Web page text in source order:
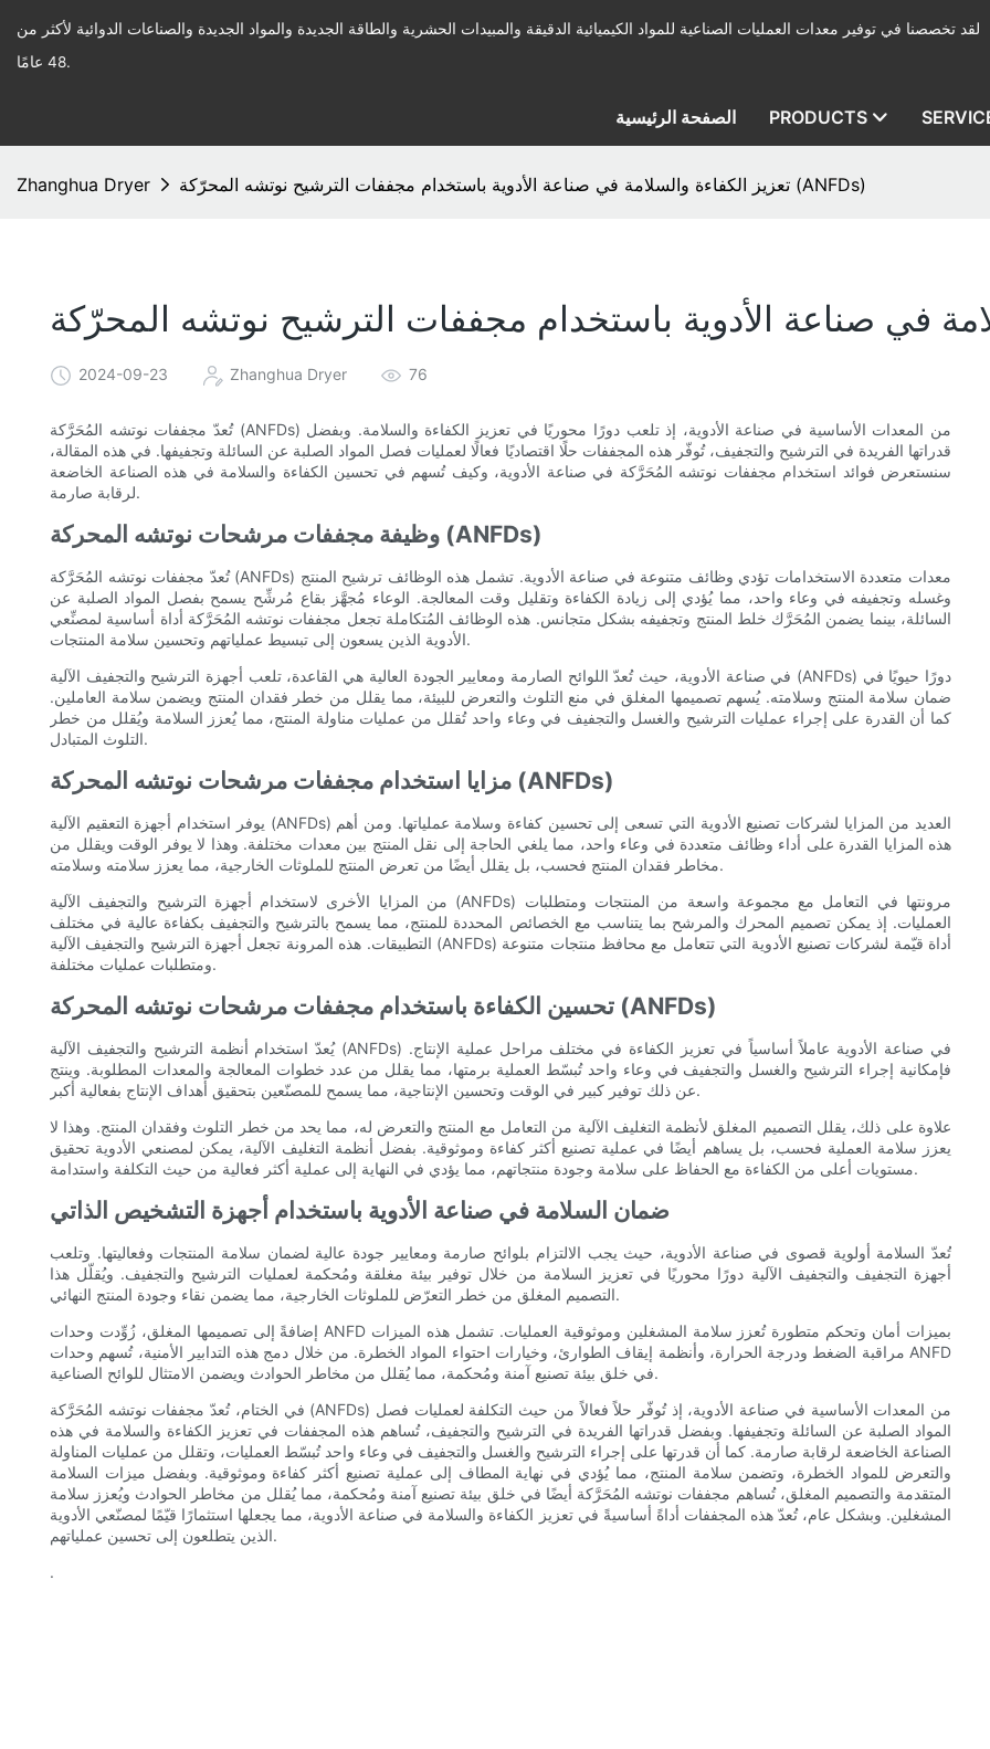
لقد تخصصنا في توفير معدات العمليات الصناعية للمواد الكيميائية الدقيقة والمبيدات الحشرية والطاقة الجديدة والمواد الجديدة والصناعات الدوائية لأكثر من
48 عامًا.
الصفحة الرئيسية PRODUCTS
Zhanghua Dryer تعزيز الكفاءة والسلامة في صناعة الأدوية باستخدام مجففات الترشيح نوتشه المحرّكة (ANFDs)
2024-09-23 Zhanghua Dryer 76
تُعدّ مجففات نوتشه المُحَرَّكة (ANFDs) من المعدات الأساسية في صناعة الأدوية، إذ تلعب دورًا محوريًا في تعزيز الكفاءة والسلامة. وبفضل
قدراتها الفريدة في الترشيح والتجفيف، تُوفّر هذه المجففات حلًا اقتصاديًا فعالًا لعمليات فصل المواد الصلبة عن السائلة وتجفيفها. في هذه المقالة،
سنستعرض فوائد استخدام مجففات نوتشه المُحَرَّكة في صناعة الأدوية، وكيف تُسهم في تحسين الكفاءة والسلامة في هذه الصناعة الخاضعة
لرقابة صارمة.
وظيفة مجففات مرشحات نوتشه المحركة (ANFDs)
تُعدّ مجففات نوتشه المُحَرَّكة (ANFDs) معدات متعددة الاستخدامات تؤدي وظائف متنوعة في صناعة الأدوية. تشمل هذه الوظائف ترشيح المنتج
وغسله وتجفيفه في وعاء واحد، مما يُؤدي إلى زيادة الكفاءة وتقليل وقت المعالجة. الوعاء مُجهَّز بقاع مُرشِّح يسمح بفصل المواد الصلبة عن
السائلة، بينما يضمن المُحَرَّك خلط المنتج وتجفيفه بشكل متجانس. هذه الوظائف المُتكاملة تجعل مجففات نوتشه المُحَرَّكة أداة أساسية لمصنِّعي
الأدوية الذين يسعون إلى تبسيط عملياتهم وتحسين سلامة المنتجات.
في صناعة الأدوية، حيث تُعدّ اللوائح الصارمة ومعايير الجودة العالية هي القاعدة، تلعب أجهزة الترشيح والتجفيف الآلية (ANFDs) دورًا حيويًا في
ضمان سلامة المنتج وسلامته. يُسهم تصميمها المغلق في منع التلوث والتعرض للبيئة، مما يقلل من خطر فقدان المنتج ويضمن سلامة العاملين.
كما أن القدرة على إجراء عمليات الترشيح والغسل والتجفيف في وعاء واحد تُقلل من عمليات مناولة المنتج، مما يُعزز السلامة ويُقلل من خطر
التلوث المتبادل.
مزايا استخدام مجففات مرشحات نوتشه المحركة (ANFDs)
يوفر استخدام أجهزة التعقيم الآلية (ANFDs) العديد من المزايا لشركات تصنيع الأدوية التي تسعى إلى تحسين كفاءة وسلامة عملياتها. ومن أهم
هذه المزايا القدرة على أداء وظائف متعددة في وعاء واحد، مما يلغي الحاجة إلى نقل المنتج بين معدات مختلفة. وهذا لا يوفر الوقت ويقلل من
مخاطر فقدان المنتج فحسب، بل يقلل أيضًا من تعرض المنتج للملوثات الخارجية، مما يعزز سلامته وسلامته.
من المزايا الأخرى لاستخدام أجهزة الترشيح والتجفيف الآلية (ANFDs) مرونتها في التعامل مع مجموعة واسعة من المنتجات ومتطلبات
العمليات. إذ يمكن تصميم المحرك والمرشح بما يتناسب مع الخصائص المحددة للمنتج، مما يسمح بالترشيح والتجفيف بكفاءة عالية في مختلف
التطبيقات. هذه المرونة تجعل أجهزة الترشيح والتجفيف الآلية (ANFDs) أداة قيّمة لشركات تصنيع الأدوية التي تتعامل مع محافظ منتجات متنوعة
ومتطلبات عمليات مختلفة.
تحسين الكفاءة باستخدام مجففات مرشحات نوتشه المحركة (ANFDs)
يُعدّ استخدام أنظمة الترشيح والتجفيف الآلية (ANFDs) في صناعة الأدوية عاملاً أساسياً في تعزيز الكفاءة في مختلف مراحل عملية الإنتاج.
فإمكانية إجراء الترشيح والغسل والتجفيف في وعاء واحد تُبسّط العملية برمتها، مما يقلل من عدد خطوات المعالجة والمعدات المطلوبة. وينتج
عن ذلك توفير كبير في الوقت وتحسين الإنتاجية، مما يسمح للمصنّعين بتحقيق أهداف الإنتاج بفعالية أكبر.
علاوة على ذلك، يقلل التصميم المغلق لأنظمة التغليف الآلية من التعامل مع المنتج والتعرض له، مما يحد من خطر التلوث وفقدان المنتج. وهذا لا
يعزز سلامة العملية فحسب، بل يساهم أيضًا في عملية تصنيع أكثر كفاءة وموثوقية. بفضل أنظمة التغليف الآلية، يمكن لمصنعي الأدوية تحقيق
مستويات أعلى من الكفاءة مع الحفاظ على سلامة وجودة منتجاتهم، مما يؤدي في النهاية إلى عملية أكثر فعالية من حيث التكلفة واستدامة.
ضمان السلامة في صناعة الأدوية باستخدام أجهزة التشخيص الذاتي
تُعدّ السلامة أولوية قصوى في صناعة الأدوية، حيث يجب الالتزام بلوائح صارمة ومعايير جودة عالية لضمان سلامة المنتجات وفعاليتها. وتلعب
أجهزة التجفيف والتجفيف الآلية دورًا محوريًا في تعزيز السلامة من خلال توفير بيئة مغلقة ومُحكمة لعمليات الترشيح والتجفيف. ويُقلّل هذا
التصميم المغلق من خطر التعرّض للملوثات الخارجية، مما يضمن نقاء وجودة المنتج النهائي.
إضافةً إلى تصميمها المغلق، زُوِّدت وحدات ANFD بميزات أمان وتحكم متطورة تُعزز سلامة المشغلين وموثوقية العمليات. تشمل هذه الميزات
مراقبة الضغط ودرجة الحرارة، وأنظمة إيقاف الطوارئ، وخيارات احتواء المواد الخطرة. من خلال دمج هذه التدابير الأمنية، تُسهم وحدات ANFD
في خلق بيئة تصنيع آمنة ومُحكمة، مما يُقلل من مخاطر الحوادث ويضمن الامتثال للوائح الصناعية.
في الختام، تُعدّ مجففات نوتشه المُحَرَّكة (ANFDs) من المعدات الأساسية في صناعة الأدوية، إذ تُوفّر حلاً فعالاً من حيث التكلفة لعمليات فصل
المواد الصلبة عن السائلة وتجفيفها. وبفضل قدراتها الفريدة في الترشيح والتجفيف، تُساهم هذه المجففات في تعزيز الكفاءة والسلامة في هذه
الصناعة الخاضعة لرقابة صارمة. كما أن قدرتها على إجراء الترشيح والغسل والتجفيف في وعاء واحد تُبسّط العمليات، وتقلل من عمليات المناولة
والتعرض للمواد الخطرة، وتضمن سلامة المنتج، مما يُؤدي في نهاية المطاف إلى عملية تصنيع أكثر كفاءة وموثوقية. وبفضل ميزات السلامة
المتقدمة والتصميم المغلق، تُساهم مجففات نوتشه المُحَرَّكة أيضًا في خلق بيئة تصنيع آمنة ومُحكمة، مما يُقلل من مخاطر الحوادث ويُعزز سلامة
المشغلين. وبشكل عام، تُعدّ هذه المجففات أداةً أساسيةً في تعزيز الكفاءة والسلامة في صناعة الأدوية، مما يجعلها استثمارًا قيّمًا لمصنّعي الأدوية
الذين يتطلعون إلى تحسين عملياتهم.
.